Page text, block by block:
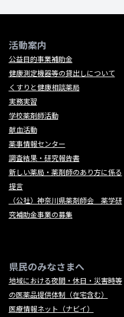
活動案内
公益目的事業補助金
健康測定機器等の貸出しについて
くすりと健康相談薬局
実務実習
学校薬剤師活動
献血活動
薬事情報センター
調査結果・研究報告書
新しい薬局・薬剤師のあり方に係る
提言
（公社）神奈川県薬剤師会 薬学研
究補助金事業の募集
県民のみなさまへ
地域における夜間・休日・災害時等
の医薬品提供体制（在宅含む）
医療情報ネット（ナビイ）